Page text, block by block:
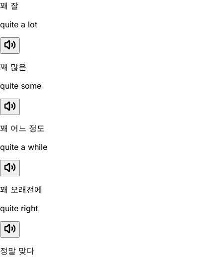
꽤 잘
quite a lot
꽤 많은
quite some
꽤 어느 정도
quite a while
꽤 오래전에
quite right
정말 맞다